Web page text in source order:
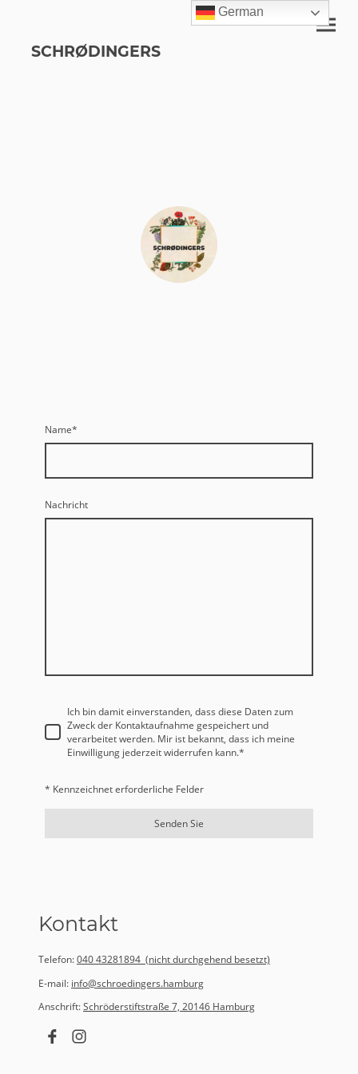
SCHRØDINGERS
Name*
Nachricht
Ich bin damit einverstanden, dass diese Daten zum
Zweck der Kontaktaufnahme gespeichert und
verarbeitet werden. Mir ist bekannt, dass ich meine
Einwilligung jederzeit widerrufen kann.*
* Kennzeichnet erforderliche Felder
Senden Sie
Kontakt
Telefon:040 43281894 (nicht durchgehend besetzt)
E-mail: info@schroedingers.hamburg
Anschrift:Schröderstiftstraße 7, 20146 Hamburg
German